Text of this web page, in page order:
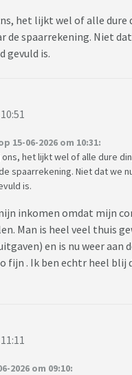
het lijkt wel of alle dure
de spaarrekening. Niet
gevuld is.
15-06-2026 om 10:31:
het lijkt wel of alle dure
spaarrekening. Niet dat we
is.
inkomen omdat mijn
Man is heel veel thuis
en is nu weer aan
fijn . Ik ben echtr heel blij
2026 om 09:10: